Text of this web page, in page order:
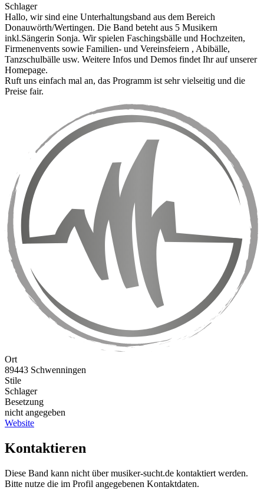
Schlager
Hallo, wir sind eine Unterhaltungsband aus dem Bereich
Donauwörth/Wertingen. Die Band beteht aus 5 Musikern
inkl.Sängerin Sonja. Wir spielen Faschingsbälle und Hochzeiten,
Firmenenvents sowie Familien- und Vereinsfeiern , Abibälle,
Tanzschulbälle usw. Weitere Infos und Demos findet Ihr auf unserer
Homepage.
Ruft uns einfach mal an, das Programm ist sehr vielseitig und die
Preise fair.
Ort
89443 Schwenningen
Stile
Schlager
Besetzung
nicht angegeben
Website
Kontaktieren
Diese Band kann nicht über musiker-sucht.de kontaktiert werden.
Bitte nutze die im Profil angegebenen Kontaktdaten.